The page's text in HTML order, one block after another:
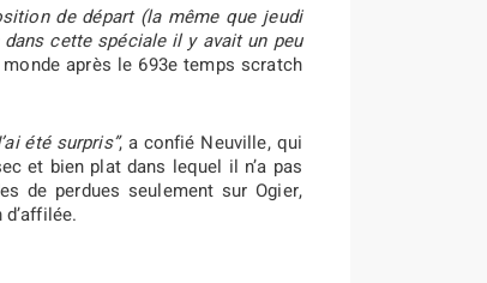
de départ (la même que jeudi
cette spéciale il y avait un peu
après le 693e temps scratch
été surpris”, a confié Neuville, qui
et bien plat dans lequel il n’a pas
de perdues seulement sur Ogier,